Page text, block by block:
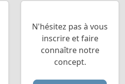
N'hésitez pas à vous
inscrire et faire
connaître notre
concept.